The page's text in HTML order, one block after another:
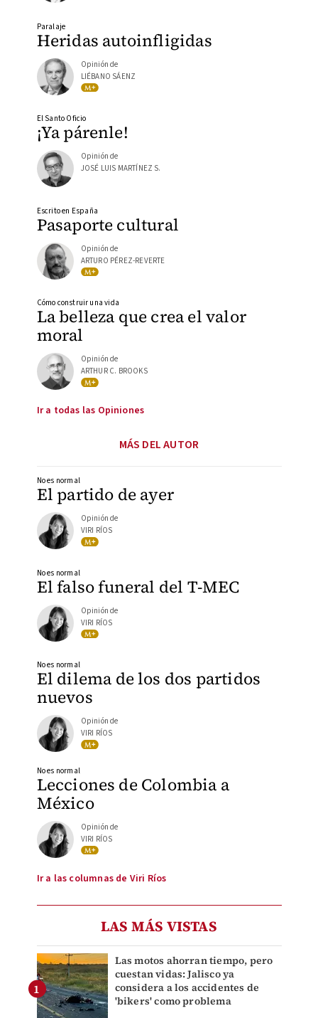
Heridas autoinfligidas
Paralaje
Opinión de
LIÉBANO SÁENZ
¡Ya párenle!
El Santo Oficio
Opinión de
JOSÉ LUIS MARTÍNEZ S.
Pasaporte cultural
Escrito en España
Opinión de
ARTURO PÉREZ-REVERTE
La belleza que crea el valor
moral
Cómo construir una vida
Opinión de
ARTHUR C. BROOKS
Ir a todas las Opiniones
MÁS DEL AUTOR
El partido de ayer
No es normal
Opinión de
VIRI RÍOS
El falso funeral del T-MEC
No es normal
Opinión de
VIRI RÍOS
El dilema de los dos partidos
nuevos
No es normal
Opinión de
VIRI RÍOS
Lecciones de Colombia a
México
No es normal
Opinión de
VIRI RÍOS
Ir a las columnas de Viri Ríos
LAS MÁS VISTAS
Las motos ahorran tiempo, pero
cuestan vidas: Jalisco ya
considera a los accidentes de
'bikers' como problema